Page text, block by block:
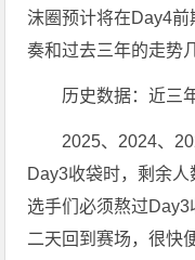
沫圈预计将在Day4
奏和过去三年的走势
历史数据：近三
2025、2024、
Day3收袋时，剩余人
选手们必须熬过
二天回到赛场，很快